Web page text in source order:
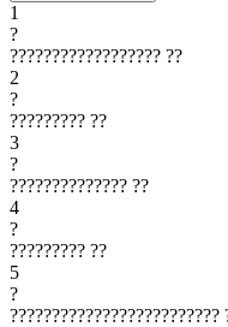
1
?
?????????????????? ??
2
?
????????? ??
3
?
?????????????? ??
4
?
????????? ??
5
?
?????????????????????????